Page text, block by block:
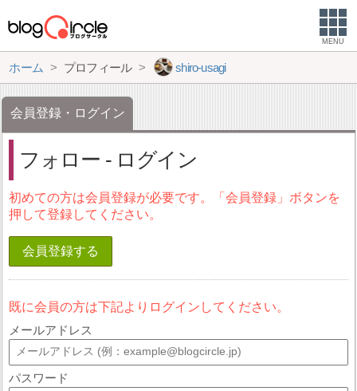
MENU
ホーム プロフィール shiro-usagi
会員登録・ログイン
フォロー - ログイン
初めての方は会員登録が必要です。「会員登録」ボタンを
押して登録してください。
会員登録する
既に会員の方は下記よりログインしてください。
メールアドレス
パスワード